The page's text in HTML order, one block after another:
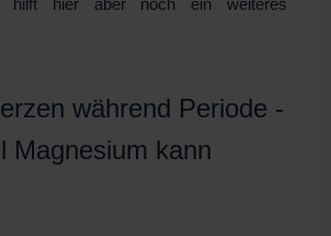
während Periode -
Magnesium kann